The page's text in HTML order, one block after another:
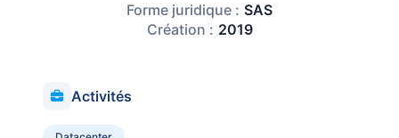
Forme juridique : SAS
Création : 2019
Activités